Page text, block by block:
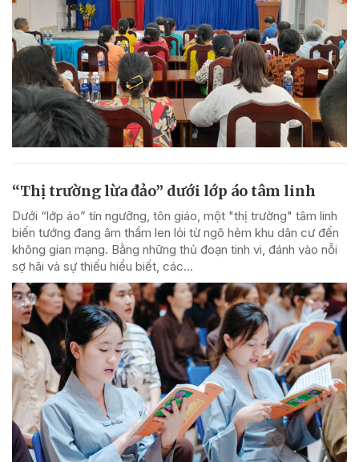
“Thị trường lừa đảo” dưới lớp áo tâm linh
Dưới “lớp áo” tín ngưỡng, tôn giáo, một "thị trường" tâm linh
biến tướng đang âm thầm len lỏi từ ngõ hẻm khu dân cư đến
không gian mạng. Bằng những thủ đoạn tinh vi, đánh vào nỗi
sợ hãi và sự thiếu hiểu biết, các...